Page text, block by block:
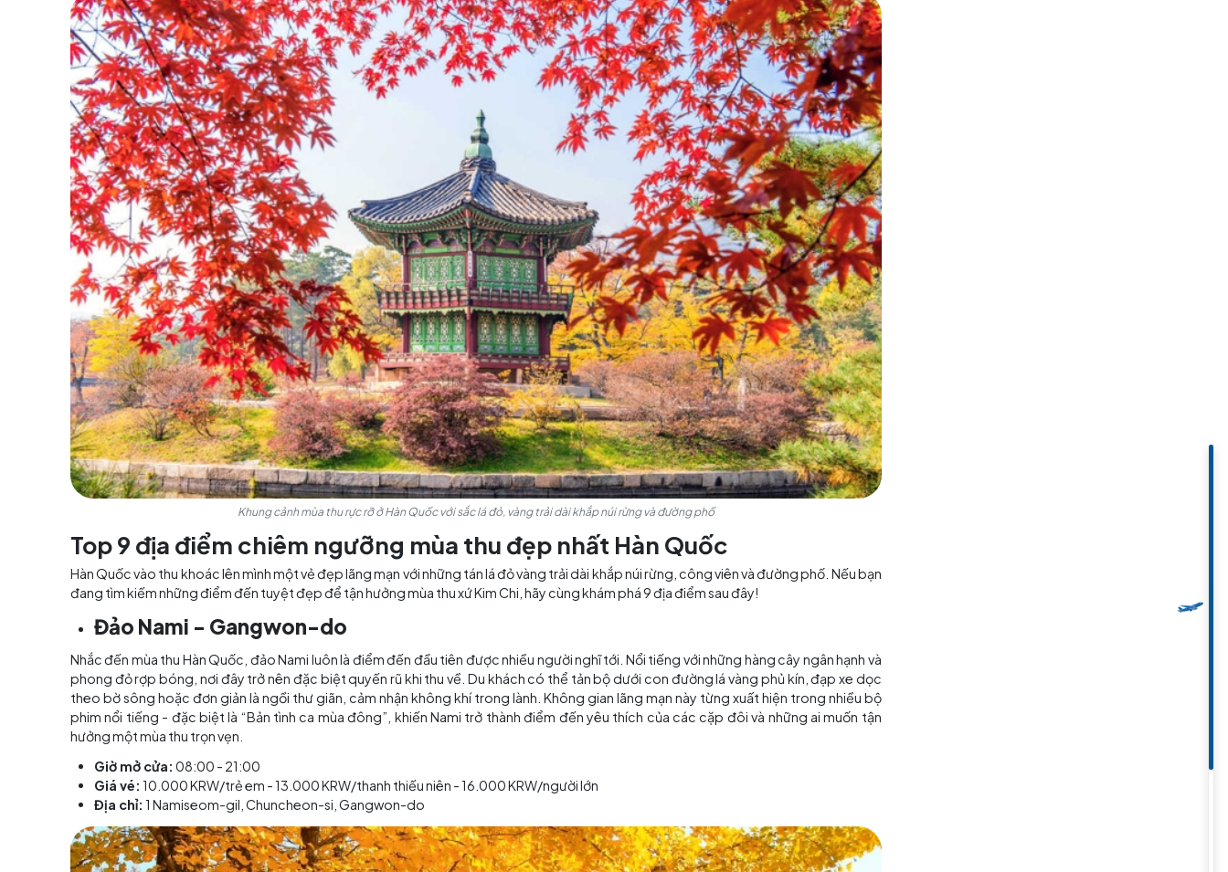
còn những cơn mưa bất chợt của mùa hè. Thời điểm này cũng là lúc các món ăn mùa thu lên ngôi. Chẳng có gì tuyệt vời hơn khi được
thưởng thức một bát lẩu nóng hổi, ăn tokbokki cay cay hay nhâm nhi một tách trà thảo mộc trong tiết trời mát lành.
Bên cạnh đó, mùa thu Hàn Quốc cũng là thời điểm diễn ra nhiều lễ hội văn hóa đặc sắc. Du khách có thể tham gia các sự kiện sôi động,
tìm hiểu nét đẹp truyền thống và tận hưởng không khí nhộn nhịp của mùa lễ hội. Ngoài ra, đây cũng là dịp lý tưởng để săn hàng giảm giá,
khi các trung tâm thương mại và cửa hàng đồng loạt áp dụng nhiều chương trình ưu đãi hấp dẫn.
Top 9 địa điểm chiêm ngưỡng mùa thu đẹp nhất Hàn Quốc
Hàn Quốc vào thu khoác lên mình một vẻ đẹp lãng mạn với những tán lá đỏ vàng trải dài khắp núi rừng, công viên và đường phố. Nếu bạn
đang tìm kiếm những điểm đến tuyệt đẹp để tận hưởng mùa thu xứ Kim Chi, hãy cùng khám phá 9 địa điểm sau đây!